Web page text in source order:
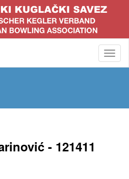
- 121411